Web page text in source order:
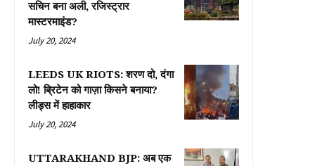
सचिन बना अली, रजिस्ट्रार
मास्टरमाइंड?
July 20, 2024
LEEDS UK RIOTS: शरण दो, दंगा
लो! ब्रिटेन को गाज़ा किसने बनाया?
लीड्स में हाहाकार
July 20, 2024
UTTARAKHAND BJP: अब एक